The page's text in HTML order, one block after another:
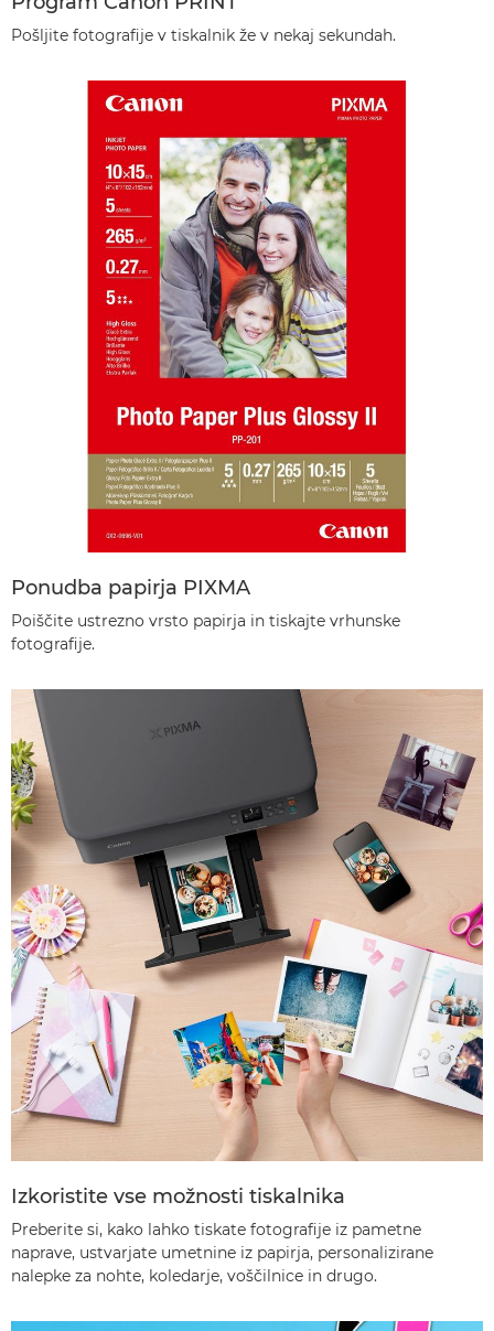
Pošljite fotografije v tiskalnik že v nekaj sekundah.
Ponudba papirja PIXMA
Poiščite ustrezno vrsto papirja in tiskajte vrhunske
fotografije.
Izkoristite vse možnosti tiskalnika
Preberite si, kako lahko tiskate fotografije iz pametne
naprave, ustvarjate umetnine iz papirja, personalizirane
nalepke za nohte, koledarje, voščilnice in drugo.